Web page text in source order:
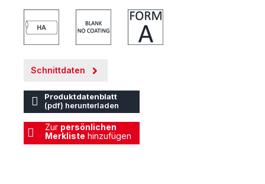
Schnittdaten
Produktdatenblatt
(pdf) herunterladen
Zur persönlichen
Merkliste hinzufügen